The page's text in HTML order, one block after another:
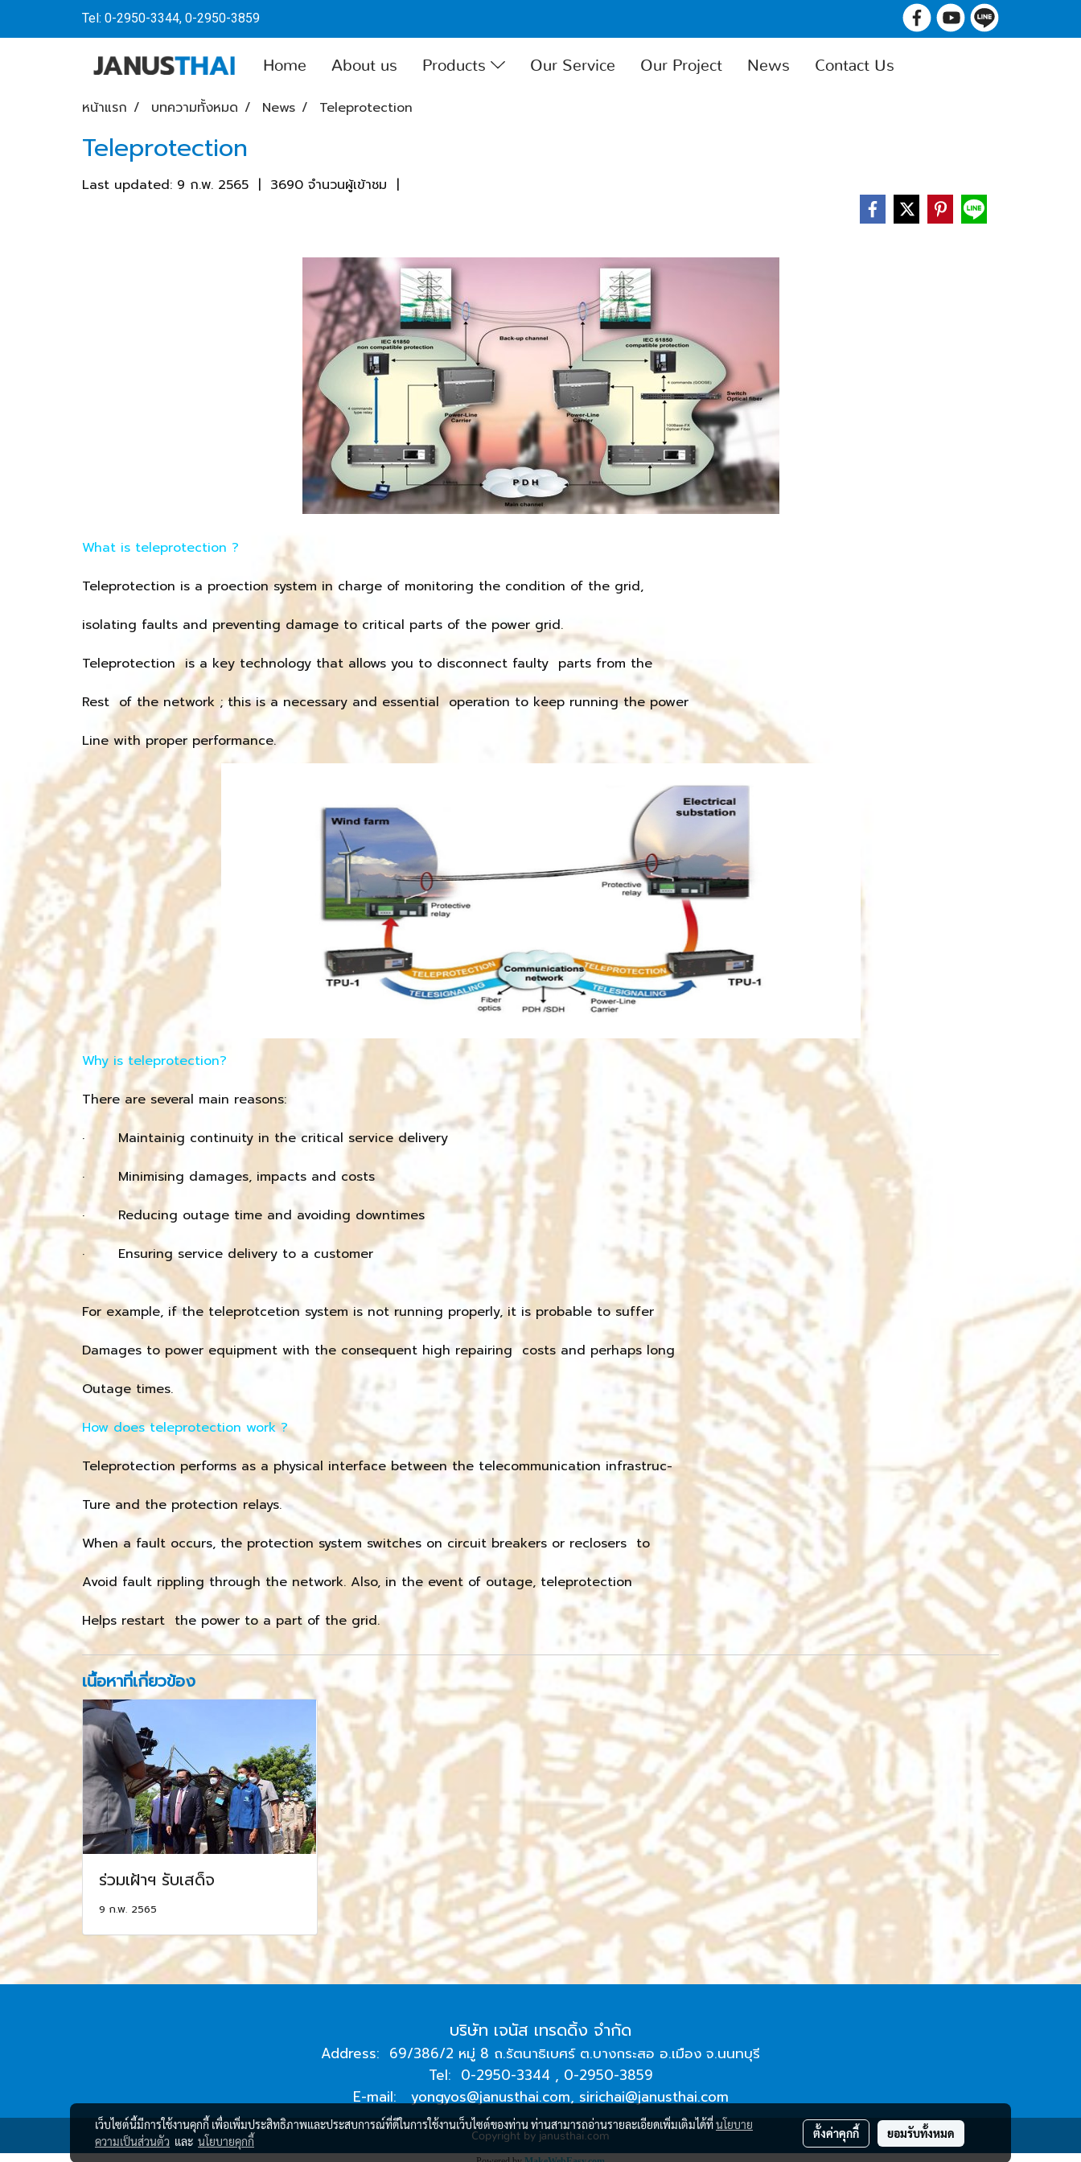
Tel: 0-2950-3344, 0-2950-3859
Home About us Products Our Service Our Project News Contact Us
หน้าแรก บทความทั้งหมด News Teleprotection
Teleprotection
Last updated: 9 ก.พ. 2565 | 3690 จำนวนผู้เข้าชม |
What is teleprotection ?
Teleprotection is a proection system in charge of monitoring the condition of the grid,
isolating faults and preventing damage to critical parts of the power grid.
Teleprotection is a key technology that allows you to disconnect faulty parts from the
Rest of the network ; this is a necessary and essential operation to keep running the power
Line with proper performance.
Why is teleprotection?
There are several main reasons:
· Maintainig continuity in the critical service delivery
· Minimising damages, impacts and costs
· Reducing outage time and avoiding downtimes
· Ensuring service delivery to a customer
For example, if the teleprotcetion system is not running properly, it is probable to suffer
Damages to power equipment with the consequent high repairing costs and perhaps long
Outage times.
How does teleprotection work ?
Teleprotection performs as a physical interface between the telecommunication infrastruc-
Ture and the protection relays.
When a fault occurs, the protection system switches on circuit breakers or reclosers to
Avoid fault rippling through the network. Also, in the event of outage, teleprotection
Helps restart the power to a part of the grid.
เนื้อหาที่เกี่ยวข้อง
ร่วมเฝ้าฯ รับเสด็จ
9 ก.พ. 2565
บริษัท เจนัส เทรดดิ้ง จำกัด
Address: 69/386/2 หมู่ 8 ถ.รัตนาธิเบศร์ ต.บางกระสอ อ.เมือง จ.นนทบุรี
Tel: 0-2950-3344 , 0-2950-3859
E-mail: yongyos@janusthai.com, sirichai@janusthai.com
Copyright by janusthai.com
เว็บไซต์นี้มีการใช้งานคุกกี้ เพื่อเพิ่มประสิทธิภาพและประสบการณ์ที่ดีในการใช้งานเว็บไซต์ของท่าน ท่านสามารถอ่านรายละเอียดเพิ่มเติมได้ที่นโยบาย
ความเป็นส่วนตัว และ นโยบายคุกกี้
ตั้งค่าคุกกี้ ยอมรับทั้งหมด